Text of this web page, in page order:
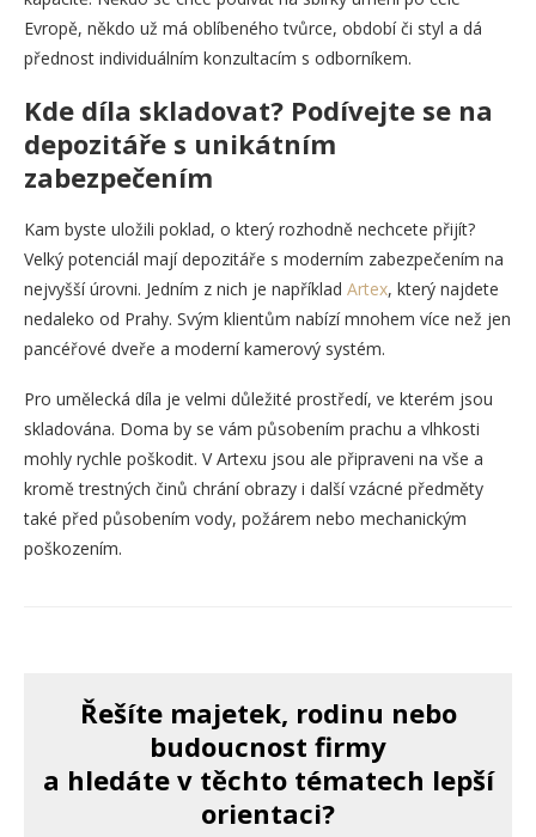
Evropě, někdo už má oblíbeného tvůrce, období či styl a dá
přednost individuálním konzultacím s odborníkem.
Kde díla skladovat? Podívejte se na
depozitáře s unikátním
zabezpečením
Kam byste uložili poklad, o který rozhodně nechcete přijít?
Velký potenciál mají depozitáře s moderním zabezpečením na
nejvyšší úrovni. Jedním z nich je například Artex, který najdete
nedaleko od Prahy. Svým klientům nabízí mnohem více než jen
pancéřové dveře a moderní kamerový systém.
Pro umělecká díla je velmi důležité prostředí, ve kterém jsou
skladována. Doma by se vám působením prachu a vlhkosti
mohly rychle poškodit. V Artexu jsou ale připraveni na vše a
kromě trestných činů chrání obrazy i další vzácné předměty
také před působením vody, požárem nebo mechanickým
poškozením.
Řešíte majetek, rodinu nebo
budoucnost firmy
a hledáte v těchto tématech lepší
orientaci?